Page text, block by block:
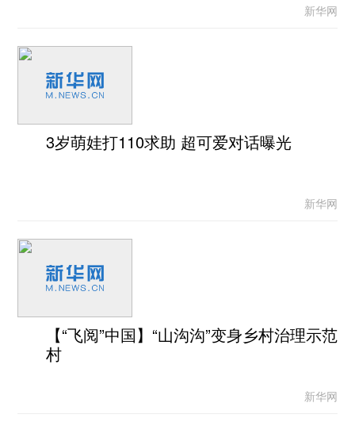
新华网
3岁萌娃打110求助 超可爱对话曝光
新华网
【“飞阅”中国】“山沟沟”变身乡村治理示范
村
新华网